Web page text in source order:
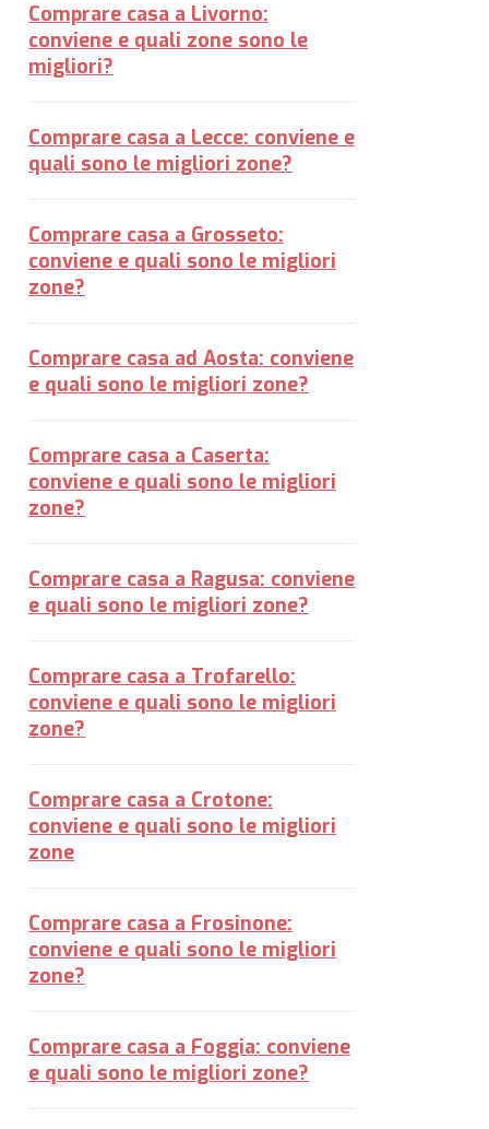
Comprare casa a Livorno:
conviene e quali zone sono le
migliori?
Comprare casa a Lecce: conviene e
quali sono le migliori zone?
Comprare casa a Grosseto:
conviene e quali sono le migliori
zone?
Comprare casa ad Aosta: conviene
e quali sono le migliori zone?
Comprare casa a Caserta:
conviene e quali sono le migliori
zone?
Comprare casa a Ragusa: conviene
e quali sono le migliori zone?
Comprare casa a Trofarello:
conviene e quali sono le migliori
zone?
Comprare casa a Crotone:
conviene e quali sono le migliori
zone
Comprare casa a Frosinone:
conviene e quali sono le migliori
zone?
Comprare casa a Foggia: conviene
e quali sono le migliori zone?